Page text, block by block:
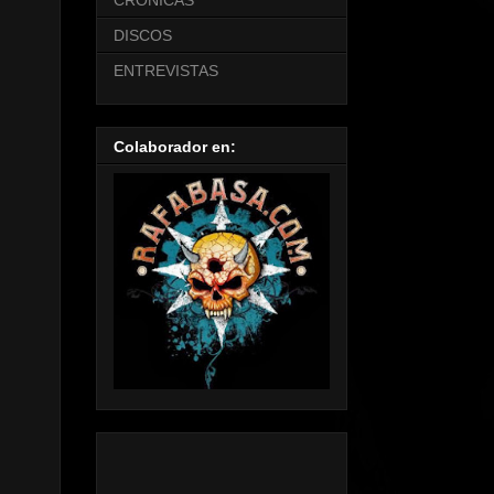
DISCOS
ENTREVISTAS
Colaborador en: